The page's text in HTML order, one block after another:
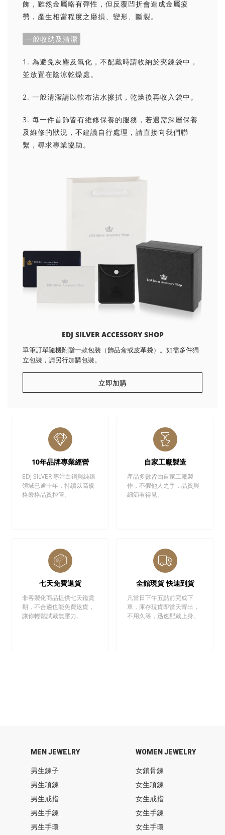
飾，雖然金屬略有彈性，但反覆凹折會造成金屬疲
勞，產生相當程度之磨損、變形、斷裂。
一般收納及清潔
1. 為避免灰塵及氧化，不配戴時請收納於夾鍊袋中，
並放置在陰涼乾燥處。
2. 一般清潔請以軟布沾水擦拭，乾燥後再收入袋中。
3. 每一件首飾皆有維修保養的服務，若遇需深層保養
及維修的狀況，不建議自行處理，請直接向我們聯
繫，尋求專業協助。
EDJ SILVER ACCESSORY SHOP
單筆訂單隨機附贈一款包裝（飾品盒或皮革袋）。如需多件獨
立包裝，請另行加購包裝。
立即加購
10年品牌專業經營
EDJ SILVER 專注白鋼與純銀
領域已逾十年，持續以高規
格嚴格品質控管。
自家工廠製造
產品多數皆由自家工廠製
作，不假他人之手，品質與
細節看得見。
七天免費退貨
非客製化商品提供七天鑑賞
期，不合適也能免費退貨，
讓你輕鬆試戴無壓力。
全館現貨 快速到貨
凡當日下午五點前完成下
單，庫存現貨即當天寄出，
不用久等，迅速配戴上身。
MEN JEWELRY
男生鍊子
男生項鍊
男生戒指
男生手鍊
男生手環
WOMEN JEWELRY
女鎖骨鍊
女生項鍊
女生戒指
女生手鍊
女生手環